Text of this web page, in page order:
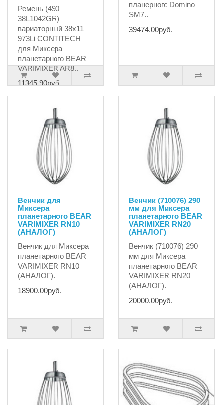
Ремень (490
38L1042GR)
вариаторный 38х11
973Li CONTITECH
для Миксера
планетарного BEAR
VARIMIXER AR8..
11345.90руб.
планерного Domino
SM7..
39474.00руб.
Венчик для
Миксера
планетарного BEAR
VARIMIXER RN10
(АНАЛОГ)
Венчик для Миксера
планетарного BEAR
VARIMIXER RN10
(АНАЛОГ)..
18900.00руб.
Венчик (710076) 290
мм для Миксера
планетарного BEAR
VARIMIXER RN20
(АНАЛОГ)
Венчик (710076) 290
мм для Миксера
планетарного BEAR
VARIMIXER RN20
(АНАЛОГ)..
20000.00руб.